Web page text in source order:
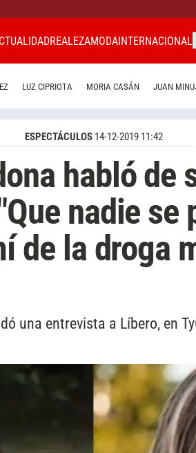
REALEZAMODAINTERNACIONAL
LUZ CIPRIOTA MORIA CASÁN JUAN
ESPECTÁCULOS 14-12-2019 11:42
habló de
nadie se
de la droga
una entrevista a Líbero, en